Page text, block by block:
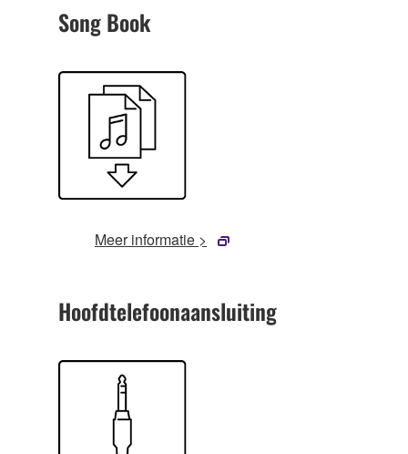
Song Book
Meer informatie >
Hoofdtelefoonaansluiting